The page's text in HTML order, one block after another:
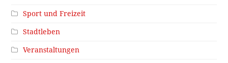
Sport und Freizeit
Stadtleben
Veranstaltungen